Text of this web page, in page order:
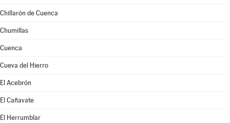
Chillarón de Cuenca
Chumillas
Cuenca
Cueva del Hierro
El Acebrón
El Cañavate
El Herrumblar